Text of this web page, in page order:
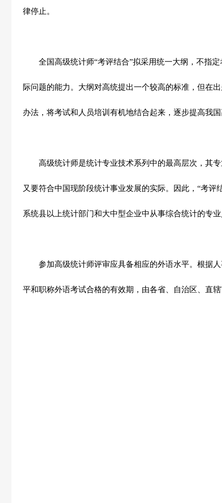
律停止。
全国高级统计师“考评结合”拟采用统一大纲，不指定
际问题的能力。大纲对高统提出一个较高的标准，但在
办法，将考试和人员培训有机地结合起来，逐步提高我
高级统计师是统计专业技术系列中的最高层次，其专
又要符合中国现阶段统计事业发展的实际。因此，“考评
系统县以上统计部门和大中型企业中从事综合统计的专
参加高级统计师评审应具备相应的外语水平。根据人
平和职称外语考试合格的有效期，由各省、自治区、直